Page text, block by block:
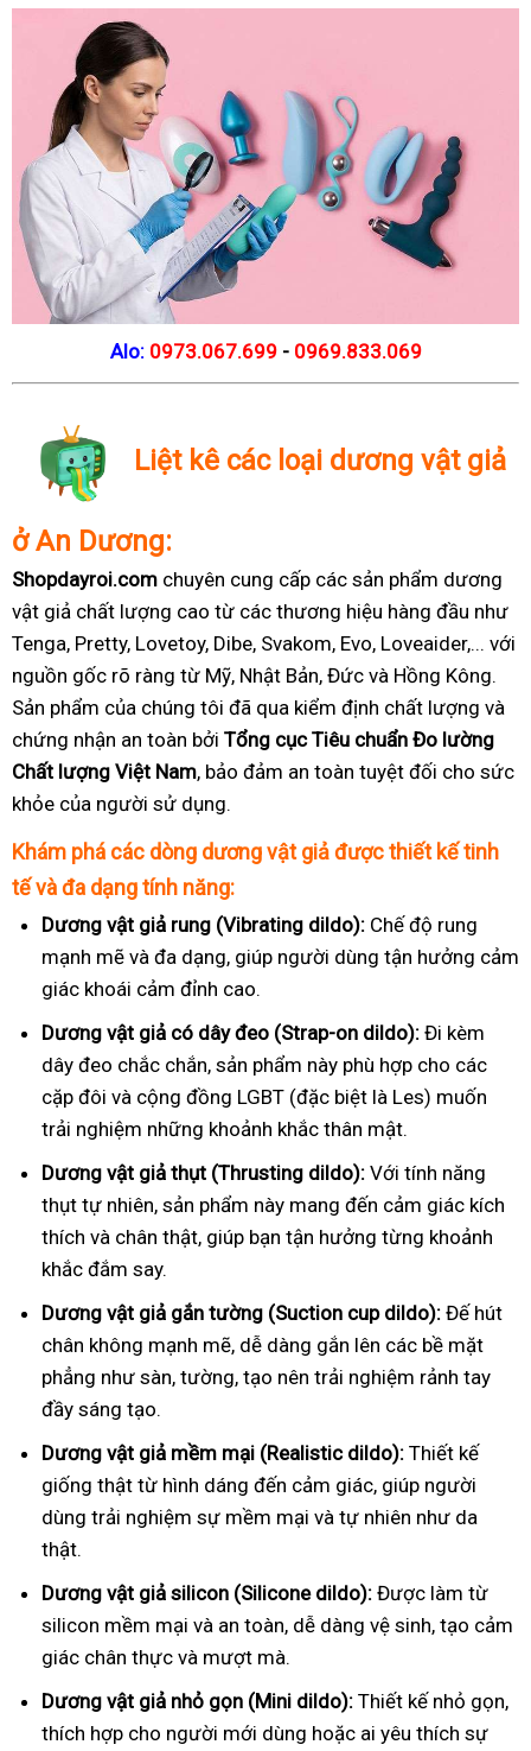
Alo: 0973.067.699 - 0969.833.069
Liệt kê các loại dương vật giả
ở An Dương:
Shopdayroi.com chuyên cung cấp các sản phẩm dương
vật giả chất lượng cao từ các thương hiệu hàng đầu như
Tenga, Pretty, Lovetoy, Dibe, Svakom, Evo, Loveaider,... với
nguồn gốc rõ ràng từ Mỹ, Nhật Bản, Đức và Hồng Kông.
Sản phẩm của chúng tôi đã qua kiểm định chất lượng và
chứng nhận an toàn bởi Tổng cục Tiêu chuẩn Đo lường
Chất lượng Việt Nam, bảo đảm an toàn tuyệt đối cho sức
khỏe của người sử dụng.
Khám phá các dòng dương vật giả được thiết kế tinh
tế và đa dạng tính năng:
Dương vật giả rung (Vibrating dildo): Chế độ rung
mạnh mẽ và đa dạng, giúp người dùng tận hưởng cảm
giác khoái cảm đỉnh cao.
Dương vật giả có dây đeo (Strap-on dildo): Đi kèm
dây đeo chắc chắn, sản phẩm này phù hợp cho các
cặp đôi và cộng đồng LGBT (đặc biệt là Les) muốn
trải nghiệm những khoảnh khắc thân mật.
Dương vật giả thụt (Thrusting dildo): Với tính năng
thụt tự nhiên, sản phẩm này mang đến cảm giác kích
thích và chân thật, giúp bạn tận hưởng từng khoảnh
khắc đắm say.
Dương vật giả gắn tường (Suction cup dildo): Đế hút
chân không mạnh mẽ, dễ dàng gắn lên các bề mặt
phẳng như sàn, tường, tạo nên trải nghiệm rảnh tay
đầy sáng tạo.
Dương vật giả mềm mại (Realistic dildo): Thiết kế
giống thật từ hình dáng đến cảm giác, giúp người
dùng trải nghiệm sự mềm mại và tự nhiên như da
thật.
Dương vật giả silicon (Silicone dildo): Được làm từ
silicon mềm mại và an toàn, dễ dàng vệ sinh, tạo cảm
giác chân thực và mượt mà.
Dương vật giả nhỏ gọn (Mini dildo): Thiết kế nhỏ gọn,
thích hợp cho người mới dùng hoặc ai yêu thích sự